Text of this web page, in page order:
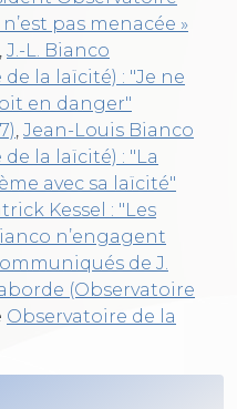
pas menacée »
, J.-L. Bianco
la laïcité) : "Je ne
en danger"
, Jean-Louis Bianco
la laïcité) : "La
avec sa laïcité"
Kessel : "Les
n’engagent
de J.
(Observatoire
Observatoire de la